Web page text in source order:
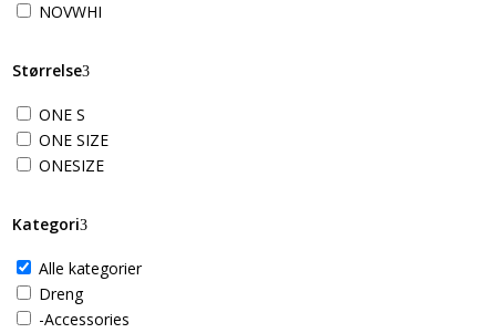
NOVWHI
Størrelse
ONE S
ONE SIZE
ONESIZE
Kategori
Alle kategorier
Dreng
-Accessories